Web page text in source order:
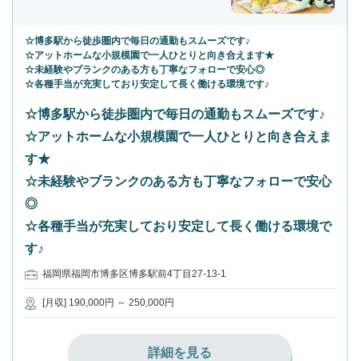
☆博多駅から徒歩圏内で毎日の通勤もスムーズです♪
☆アットホームな小規模園で一人ひとりと向き合えます★
☆未経験やブランクのある方も丁寧なフォローで安心◎
☆各種手当が充実しており安定して長く働ける環境です♪
☆博多駅から徒歩圏内で毎日の通勤もスムーズです♪
☆アットホームな小規模園で一人ひとりと向き合えま
す★
☆未経験やブランクのある方も丁寧なフォローで安心
◎
☆各種手当が充実しており安定して長く働ける環境で
す♪
福岡県福岡市博多区博多駅前4丁目27-13-1
[月収] 190,000円 ～ 250,000円
詳細を見る